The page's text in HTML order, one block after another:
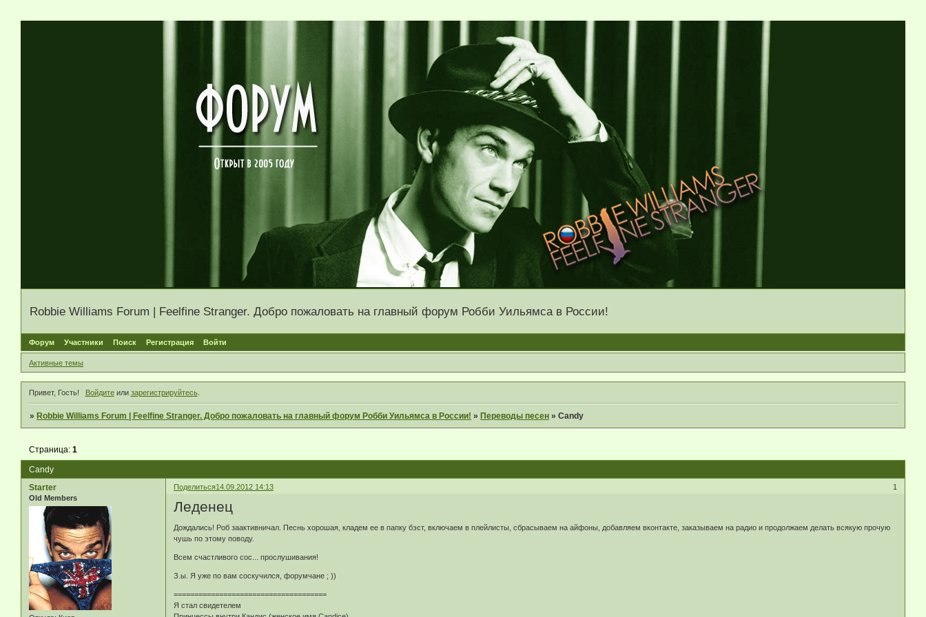
Robbie Williams Forum | Feelfine Stranger. Добро пожаловать на главный форум Робби Уильямса в России!
Форум Участники Поиск Регистрация Войти
Активные темы
Привет, Гость! Войдитеили зарегистрируйтесь.
» Robbie Williams Forum | Feelfine Stranger. Добро пожаловать на главный форум Робби Уильямса в России! » Переводы песен »Candy
Candy
Страница:1
Поделиться 1
14.09.2012 14:13
Starter
Old Members
Леденец
Дождались! Роб заактивничал. Песнь хорошая, кладем ее в папку бэст, включаем в плейлисты, сбрасываем на айфоны, добавляем вконтакте, заказываем на радио и продолжаем делать всякую прочую
чушь по этому поводу.
Всем счастливого сос... прослушивания!
З.ы. Я уже по вам соскучился, форумчане ; ))
=====================================
Я стал свидетелем